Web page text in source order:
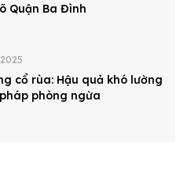
Quận Ba Đình
cổ rùa: Hậu quả khó lường
phòng ngừa